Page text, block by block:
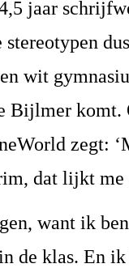
jaar
wit
Bijlmer
zegt:
dat lijkt me
want ik
de klas. En